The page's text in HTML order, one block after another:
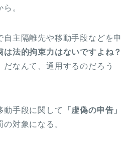
。
自主隔離先や移動手段などを申
は法的拘束力はないですよね？
だなんて、通用するのだろう
動手段に関して
「虚偽の申告」
対象になる。